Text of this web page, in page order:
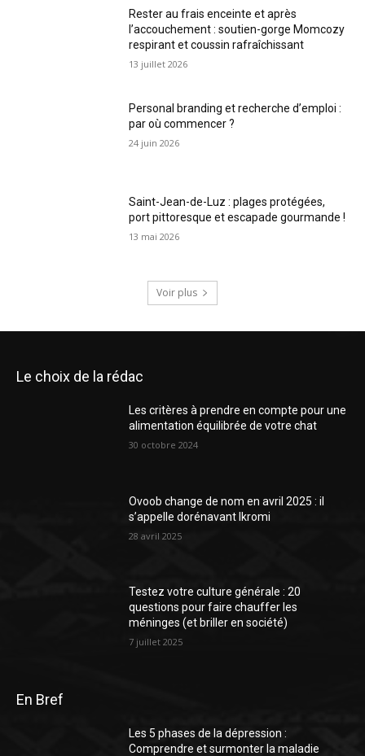
Rester au frais enceinte et après
l’accouchement : soutien-gorge Momcozy
respirant et coussin rafraîchissant
13 juillet 2026
Personal branding et recherche d’emploi :
par où commencer ?
24 juin 2026
Saint-Jean-de-Luz : plages protégées,
port pittoresque et escapade gourmande !
13 mai 2026
Voir plus
Le choix de la rédac
Les critères à prendre en compte pour une
alimentation équilibrée de votre chat
30 octobre 2024
Ovoob change de nom en avril 2025 : il
s’appelle dorénavant Ikromi
28 avril 2025
Testez votre culture générale : 20
questions pour faire chauffer les
méninges (et briller en société)
7 juillet 2025
En Bref
Les 5 phases de la dépression :
Comprendre et surmonter la maladie